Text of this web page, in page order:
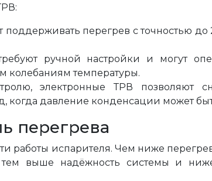
перегрев с точностью до
ручной настройки и могут
колебаниям температуры.
электронные ТРВ позволяют
давление конденсации может
перегрева
работы испарителя. Чем ниже
выше надёжность системы и ниже